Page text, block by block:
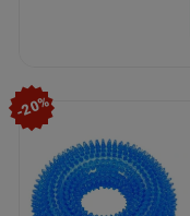
-20%